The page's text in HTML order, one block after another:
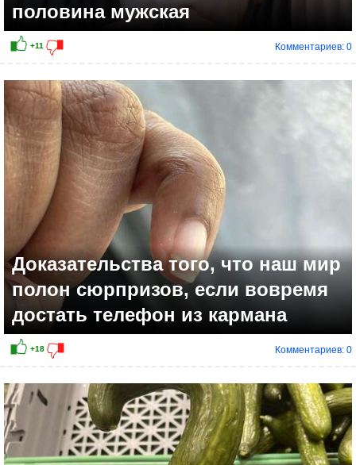
+19
половина мужская
Комментариев: 0
Доказательства того, что наш мир
полон сюрпризов, если вовремя
достать телефон из кармана
Комментариев: 0